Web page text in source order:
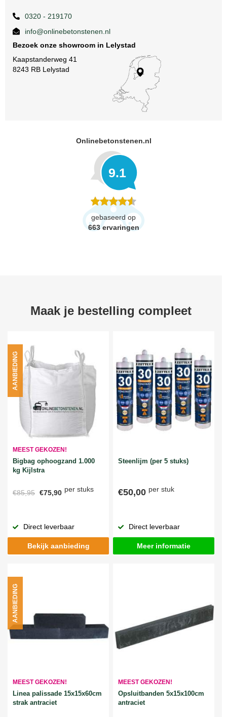
0320 - 219170
info@onlinebetonstenen.nl
Bezoek onze showroom in Lelystad
Kaapstanderweg 41
8243 RB Lelystad
Onlinebetonstenen.nl
9.1
gebaseerd op
663 ervaringen
Maak je bestelling compleet
MEEST GEKOZEN!
Bigbag ophoogzand 1.000
kg Kijlstra
€85,95 €75,90 per stuks
AANBIEDING
Direct leverbaar
Bekijk aanbieding
Steenlijm (per 5 stuks)
€50,00 per stuk
Direct leverbaar
Meer informatie
MEEST GEKOZEN!
Linea palissade 15x15x60cm
strak antraciet
AANBIEDING
MEEST GEKOZEN!
Opsluitbanden 5x15x100cm
antraciet